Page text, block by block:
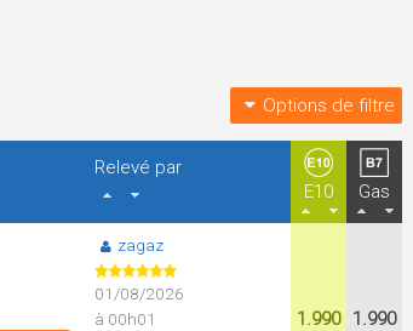
Options de filtre
Relevé par
E10
Gas
zagaz
01/08/2026
à 00h01
1.990 1.990